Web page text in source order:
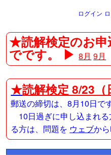
ログイン
★読解検定のお申
でです。 ▶8月 9月
★読解検定 8/23（
郵送の締切は、8月10日です
10日過ぎに申し込まれ
る方は、問題を ウェブか